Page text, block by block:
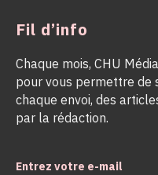
Fil d’info
Chaque mois, CHU
pour vous permettre de
chaque envoi, des
par la rédaction.